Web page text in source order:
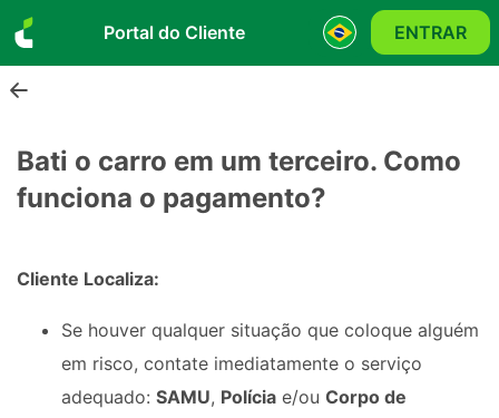
Portal do Cliente ENTRAR
Bati o carro em um terceiro. Como
funciona o pagamento?
Cliente Localiza:
Se houver qualquer situação que coloque alguém
em risco, contate imediatamente o serviço
adequado: SAMU, Polícia e/ou Corpo de